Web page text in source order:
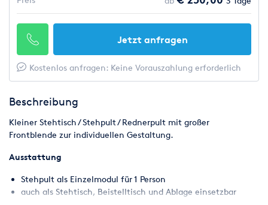
Jetzt anfragen
Kostenlos anfragen: Keine Vorauszahlung erforderlich
Beschreibung
Kleiner Stehtisch / Stehpult / Rednerpult mit großer
Frontblende zur individuellen Gestaltung.
Ausstattung
Stehpult als Einzelmodul für 1 Person
auch als Stehtisch, Beistelltisch und Ablage einsetzbar